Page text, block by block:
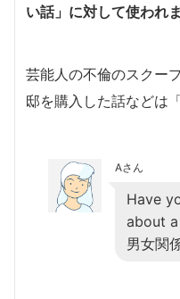
い話」に対して使われま
芸能人の不倫のスクー
邸を購入した話などは
Aさん
Have
about
男女関